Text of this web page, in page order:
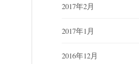
2017年2月
2017年1月
2016年12月